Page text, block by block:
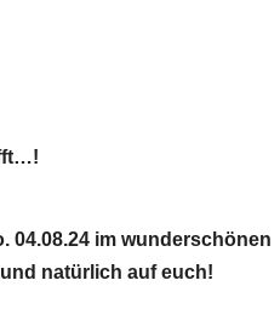
04.08.24 im wunderschönen
natürlich auf euch!